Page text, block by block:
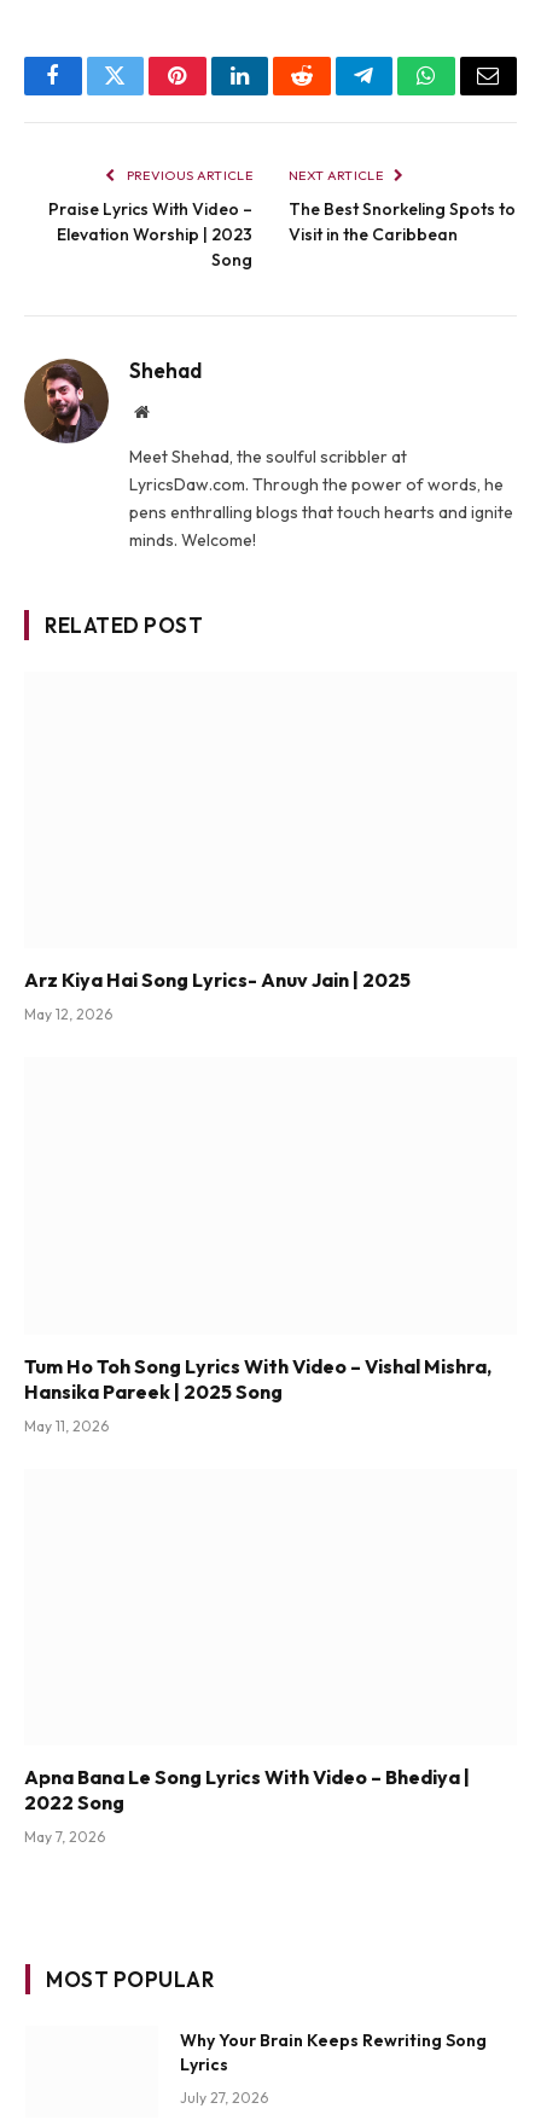
FacebookTwitterPinterestLinkedInRedditTelegramWhatsApp
Email
PREVIOUS ARTICLE
Praise Lyrics With Video –
Elevation Worship | 2023
Song
NEXT ARTICLE
The Best Snorkeling Spots to
Visit in the Caribbean
Shehad
Website
Meet Shehad, the soulful scribbler at
LyricsDaw.com. Through the power of words, he
pens enthralling blogs that touch hearts and ignite
minds. Welcome!
RELATED POST
Arz Kiya Hai Song Lyrics- Anuv Jain | 2025
May 12, 2026
Tum Ho Toh Song Lyrics With Video – Vishal Mishra,
Hansika Pareek | 2025 Song
May 11, 2026
Apna Bana Le Song Lyrics With Video – Bhediya |
2022 Song
May 7, 2026
MOST POPULAR
Why Your Brain Keeps Rewriting Song
Lyrics
July 27, 2026